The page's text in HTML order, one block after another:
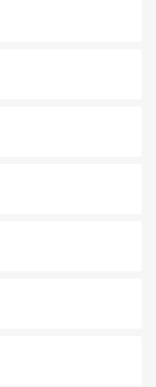
める外せないスポット